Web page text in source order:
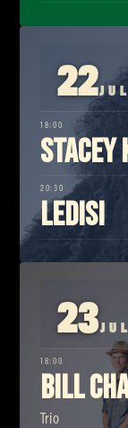
22JUL
18:00
Stacey
20:30
Ledisi
23JUL
18:00
Bill
Trio